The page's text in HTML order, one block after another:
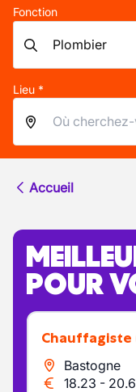
Fonction
Lieu *
Accueil
POUR
Chauffagiste
Bastogne
18.23 -